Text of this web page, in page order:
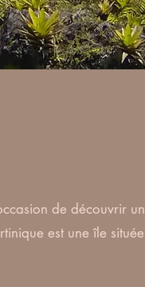
de découvrir un
est une île située